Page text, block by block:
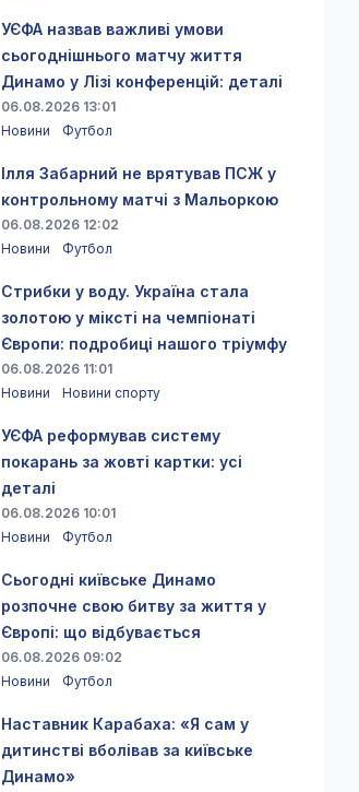
УЄФА назвав важливі умови
сьогоднішнього матчу життя
Динамо у Лізі конференцій: деталі
06.08.2026 13:01
Новини
Футбол
Ілля Забарний не врятував ПСЖ у
контрольному матчі з Мальоркою
06.08.2026 12:02
Новини
Футбол
Стрибки у воду. Україна стала
золотою у міксті на чемпіонаті
Європи: подробиці нашого тріумфу
06.08.2026 11:01
Новини
Новини спорту
УЄФА реформував систему
покарань за жовті картки: усі
деталі
06.08.2026 10:01
Новини
Футбол
Сьогодні київське Динамо
розпочне свою битву за життя у
Європі: що відбувається
06.08.2026 09:02
Новини
Футбол
Наставник Карабаха: «Я сам у
дитинстві вболівав за київське
Динамо»